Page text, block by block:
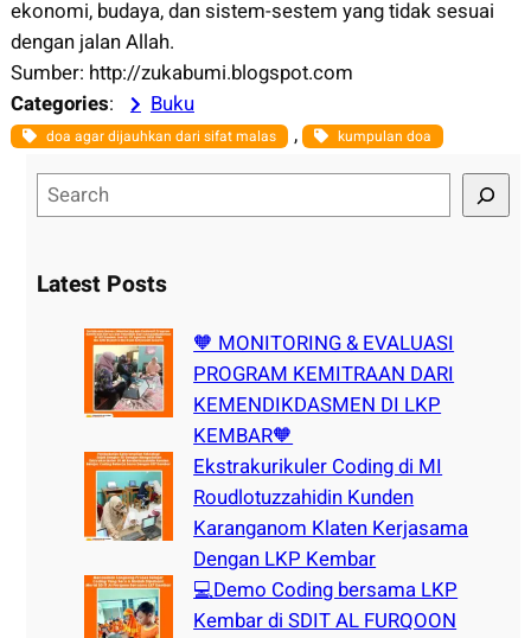
ekonomi, budaya, dan sistem-sestem yang tidak sesuai
dengan jalan Allah.
Sumber: http://zukabumi.blogspot.com
Categories: Buku
doa agar dijauhkan dari sifat malas , kumpulan doa
e
rLatest Posts
🧡 MONITORING & EVALUASI
PROGRAM KEMITRAAN DARI
KEMENDIKDASMEN DI LKP
KEMBAR🧡
Ekstrakurikuler Coding di MI
Roudlotuzzahidin Kunden
Karanganom Klaten Kerjasama
Dengan LKP Kembar
💻Demo Coding bersama LKP
Kembar di SDIT AL FURQOON